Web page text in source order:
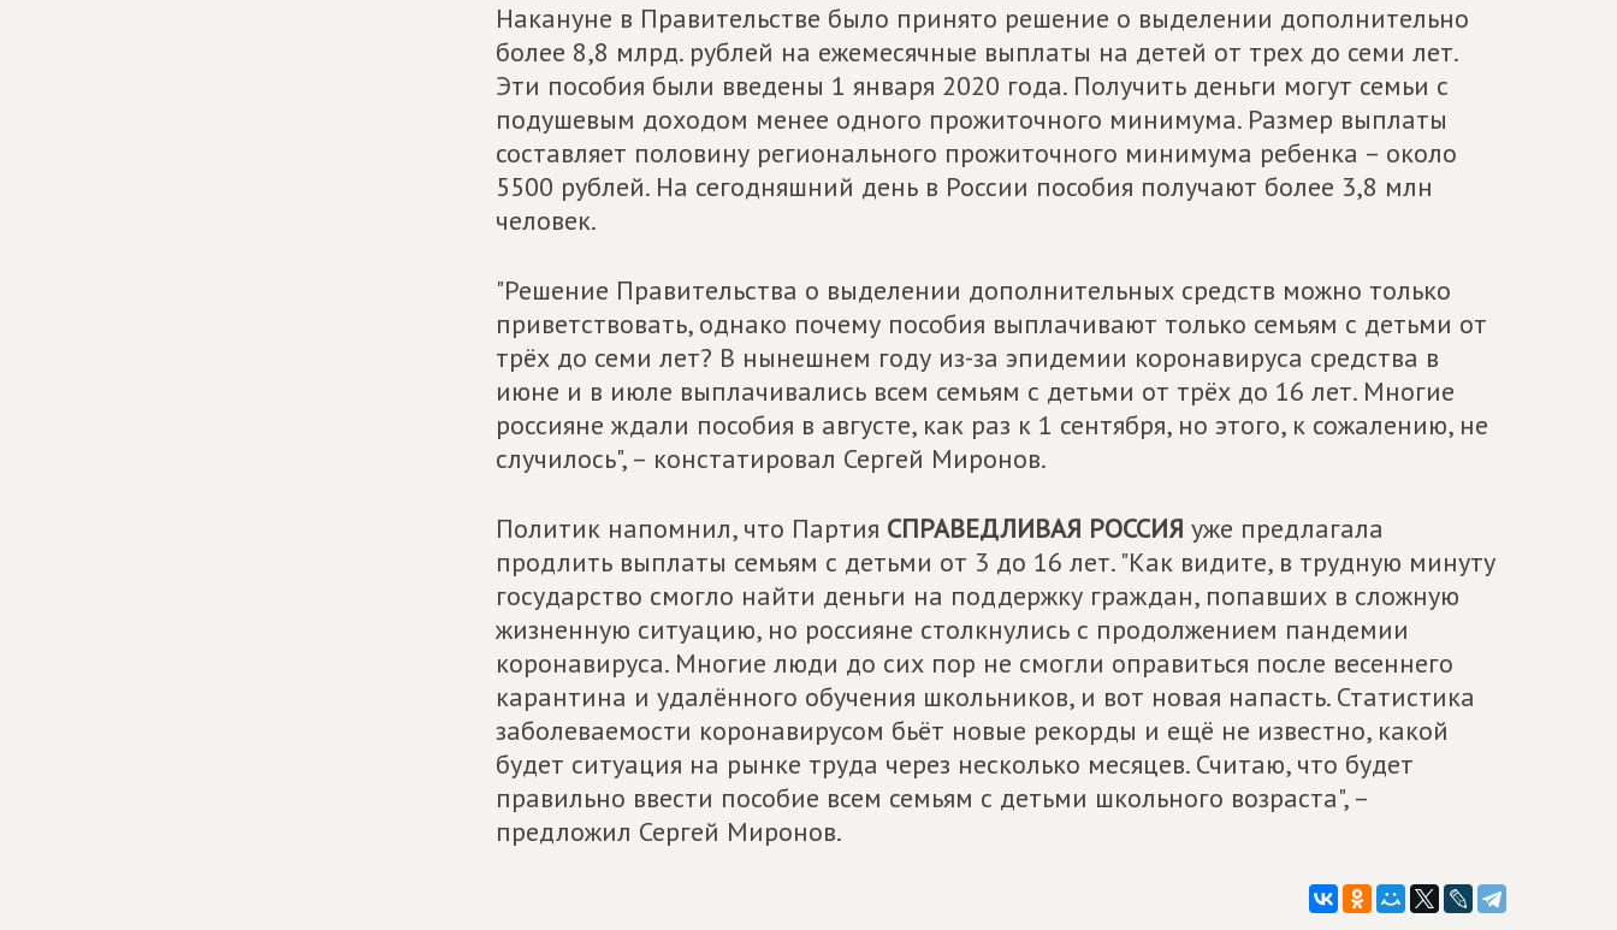
Накануне в Правительстве было принято решение о выделении дополнительно
более 8,8 млрд. рублей на ежемесячные выплаты на детей от трех до семи лет.
Эти пособия были введены 1 января 2020 года. Получить деньги могут семьи с
подушевым доходом менее одного прожиточного минимума. Размер выплаты
составляет половину регионального прожиточного минимума ребенка – около
5500 рублей. На сегодняшний день в России пособия получают более 3,8 млн
человек.
"Решение Правительства о выделении дополнительных средств можно только
приветствовать, однако почему пособия выплачивают только семьям с детьми от
трёх до семи лет? В нынешнем году из-за эпидемии коронавируса средства в
июне и в июле выплачивались всем семьям с детьми от трёх до 16 лет. Многие
россияне ждали пособия в августе, как раз к 1 сентября, но этого, к сожалению, не
случилось", – констатировал Сергей Миронов.
Политик напомнил, что Партия СПРАВЕДЛИВАЯ РОССИЯ уже предлагала
продлить выплаты семьям с детьми от 3 до 16 лет. "Как видите, в трудную минуту
государство смогло найти деньги на поддержку граждан, попавших в сложную
жизненную ситуацию, но россияне столкнулись с продолжением пандемии
коронавируса. Многие люди до сих пор не смогли оправиться после весеннего
карантина и удалённого обучения школьников, и вот новая напасть. Статистика
заболеваемости коронавирусом бьёт новые рекорды и ещё не известно, какой
будет ситуация на рынке труда через несколько месяцев. Считаю, что будет
правильно ввести пособие всем семьям с детьми школьного возраста", –
предложил Сергей Миронов.